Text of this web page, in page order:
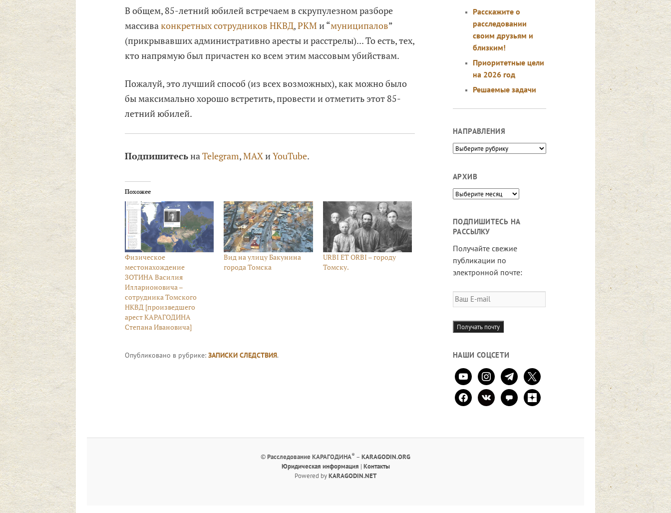
В общем, 85-летний юбилей встречаем в скрупулезном разборе
массиваконкретных сотрудников НКВД,РКМ и “муниципалов”
(прикрывавших административно аресты и расстрелы)... То есть, тех,
кто напрямую был причастен ко всем этим массовым убийствам.
Пожалуй, это лучший способ (из всех возможных), как можно было
бы максимально хорошо встретить, провести и отметить этот 85-
летний юбилей.
ПодпишитесьнаTelegram,MAXиYouTube.
Похожее
Физическое
местонахождение
ЗОТИНА Василия
Илларионовича –
сотрудника Томского
НКВД [произведшего
арест КАРАГОДИНА
Степана Ивановича]
Вид на улицу Бакунина
города Томска
URBI ET ORBI – городу
Томску.
Опубликовано в рубрике: ЗАПИСКИ СЛЕДСТВИЯ.
Расскажите о
расследовании
своим друзьям и
близким!
Приоритетные цели
на 2026 год
Решаемые задачи
НАПРАВЛЕНИЯ
Направления
АРХИВ
Архив
ПОДПИШИТЕСЬ НА
РАССЫЛКУ
Получайте свежие
публикации по
электронной почте:
Ваш
E-
mail
Получать почту
НАШИ СОЦСЕТИ
youtubeinstagramtelegram
x
facebookvkontaktecomment
zen-
yandex
©Расследование КАРАГОДИНА® – KARAGODIN.ORG
Юридическая информация | Контакты
Powered byKARAGODIN.NET